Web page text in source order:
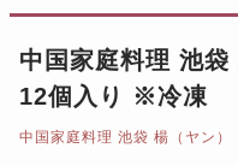
中国家庭料理 池
12個入り ※冷凍
中国家庭料理 池袋 楊（ヤン）